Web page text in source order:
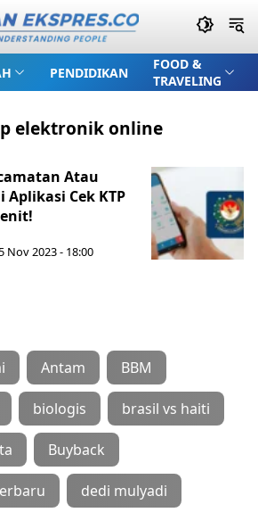
PENDIDIKAN
FOOD &
TRAVELING
elektronik online
Atau
Cek KTP
Nov 2023 - 18:00
Antam BBM
biologis brasil vs haiti
Buyback
dedi mulyadi